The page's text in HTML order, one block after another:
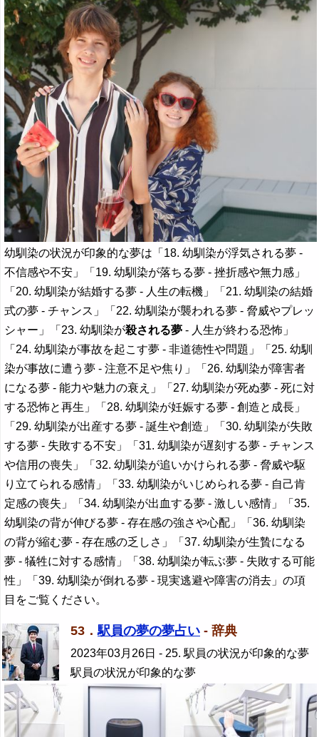
幼馴染の状況が印象的な夢は「18. 幼馴染が浮気される夢 -
不信感や不安」「19. 幼馴染が落ちる夢 - 挫折感や無力感」
「20. 幼馴染が結婚する夢 - 人生の転機」「21. 幼馴染の結婚
式の夢 - チャンス」「22. 幼馴染が襲われる夢 - 脅威やプレッ
シャー」「23. 幼馴染が殺される夢 - 人生が終わる恐怖」
「24. 幼馴染が事故を起こす夢 - 非道徳性や問題」「25. 幼馴
染が事故に遭う夢 - 注意不足や焦り」「26. 幼馴染が障害者
になる夢 - 能力や魅力の衰え」「27. 幼馴染が死ぬ夢 - 死に対
する恐怖と再生」「28. 幼馴染が妊娠する夢 - 創造と成長」
「29. 幼馴染が出産する夢 - 誕生や創造」「30. 幼馴染が失敗
する夢 - 失敗する不安」「31. 幼馴染が遅刻する夢 - チャンス
や信用の喪失」「32. 幼馴染が追いかけられる夢 - 脅威や駆
り立てられる感情」「33. 幼馴染がいじめられる夢 - 自己肯
定感の喪失」「34. 幼馴染が出血する夢 - 激しい感情」「35.
幼馴染の背が伸びる夢 - 存在感の強さや心配」「36. 幼馴染
の背が縮む夢 - 存在感の乏しさ」「37. 幼馴染が生贄になる
夢 - 犠牲に対する感情」「38. 幼馴染が転ぶ夢 - 失敗する可能
性」「39. 幼馴染が倒れる夢 - 現実逃避や障害の消去」の項
目をご覧ください。
53．駅員の夢の夢占い - 辞典
2023年03月26日 - 25. 駅員の状況が印象的な夢
駅員の状況が印象的な夢